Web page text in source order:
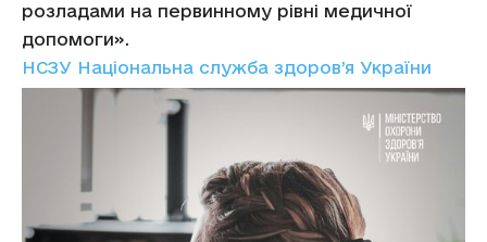
розладами на первинному рівні медичної
допомоги».
НСЗУ Національна служба здоров’я України